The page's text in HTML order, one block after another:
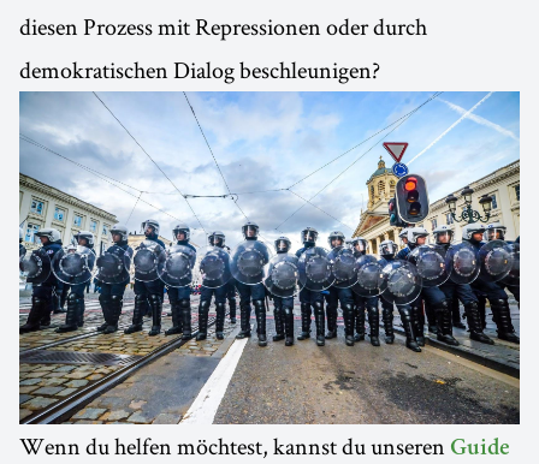
diesen Prozess mit Repressionen oder durch
demokratischen Dialog beschleunigen?
Wenn du helfen möchtest, kannst du unseren Guide